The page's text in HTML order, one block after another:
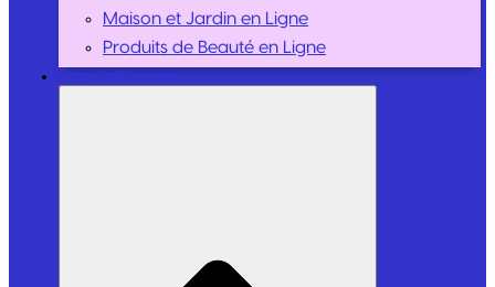
Maison et Jardin en Ligne
Produits de Beauté en Ligne
Sport et Loisirs